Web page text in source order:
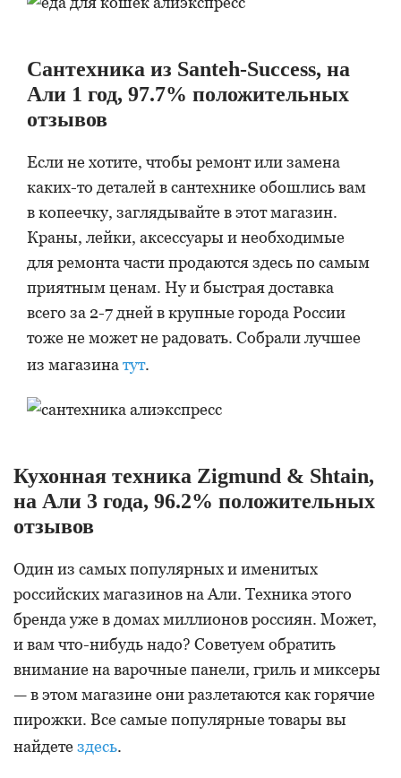
Сантехника из Santeh-Success, на
Али 1 год, 97.7% положительных
отзывов
Если не хотите, чтобы ремонт или замена
каких-то деталей в сантехнике обошлись вам
в копеечку, заглядывайте в этот магазин.
Краны, лейки, аксессуары и необходимые
для ремонта части продаются здесь по самым
приятным ценам. Ну и быстрая доставка
всего за 2-7 дней в крупные города России
тоже не может не радовать. Собрали лучшее
из магазина тут.
Кухонная техника Zigmund & Shtain,
на Али 3 года, 96.2% положительных
отзывов
Один из самых популярных и именитых
российских магазинов на Али. Техника этого
бренда уже в домах миллионов россиян. Может,
и вам что-нибудь надо? Советуем обратить
внимание на варочные панели, гриль и миксеры
— в этом магазине они разлетаются как горячие
пирожки. Все самые популярные товары вы
найдетездесь.